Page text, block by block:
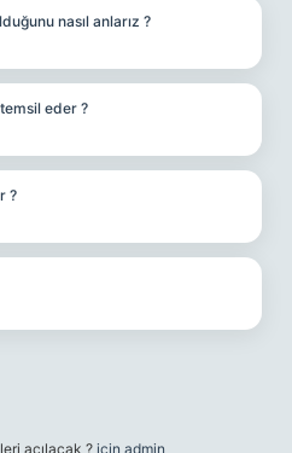
nasıl anlarız ?
eder ?
?
açılacak ? için admin